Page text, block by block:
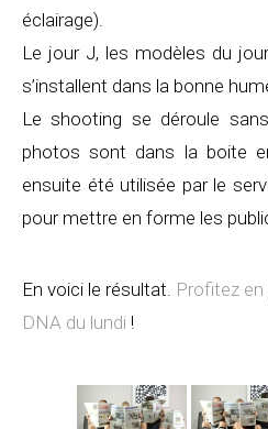
éclairage).
Le jour J, les modèles du
s’installent dans la bonne
Le shooting se déroule
photos sont dans la boite
ensuite été utilisée par le
pour mettre en forme les
En voici le résultat. Profitez
DNA du lundi !